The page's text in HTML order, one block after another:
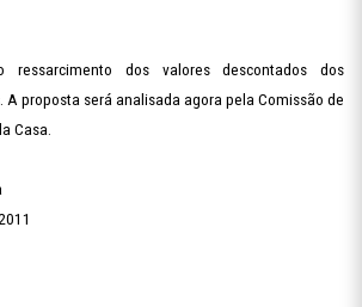
dos valores descontados dos
A proposta será analisada agora pela Comissão de
Casa.